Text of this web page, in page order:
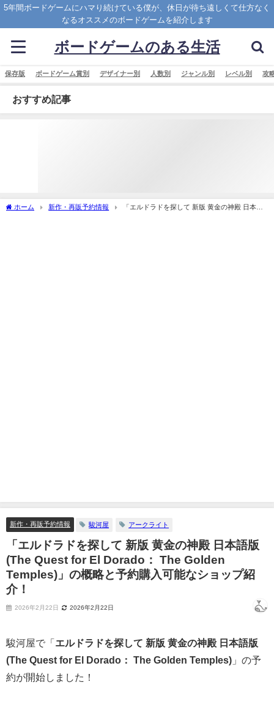
5年間ボードゲームにハマり続けている僕が、休日が待ち遠しくて仕方なく
なるオススメのボードゲームを紹介します
ボードゲームのある生活
保存版 ボードゲーム賞別 デザイナー別 人数別 ジャンル別 レベル別 攻
おすすめ記事
ホーム 新作・再販予約情報
「エルドラドを探して 新版 黄金の神殿 日本語
新作・再販予約情報 駿河屋 アークライト
「エルドラドを探して 新版 黄金の神殿 日本語版
(The Quest for El Dorado： The Golden
Temples)」の概略と予約購入可能なショップ紹
介！
2026年2月22日 2026年2月22日
駿河屋で「 エルドラドを探して 新版 黄金の神殿 日本語版
(The Quest for El Dorado： The Golden Temples) 」の予
約が開始しました！